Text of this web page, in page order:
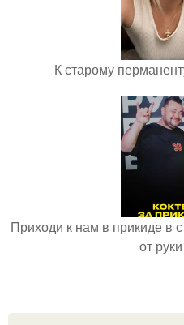
К старому
Приходи к нам в прикиде в
от